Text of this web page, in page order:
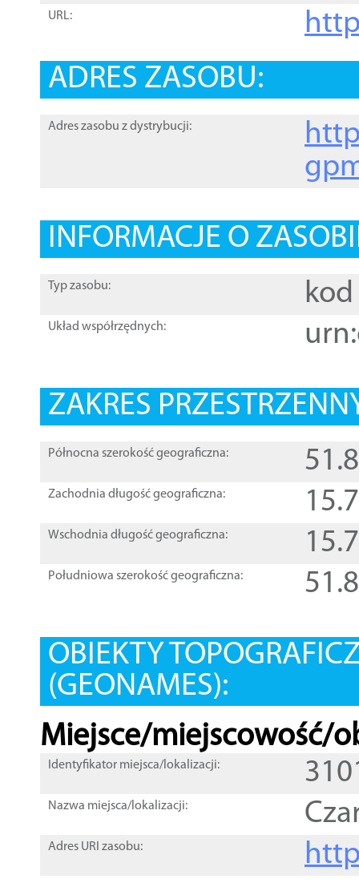
URL:
ADRES ZASOBU:
Adres zasobu z dystrybucji:
INFORMACJE O
Typ zasobu: kod
Układ współrzędnych:
ZAKRES
Północna szerokość geograficzna:
Zachodnia długość geograficzna:
Wschodnia długość geograficzna:
Południowa szerokość geograficzna:
OBIEKTY
(GEONAMES):
Miejsce/miejscowość/
Identyfikator miejsca/lokalizacji:
Nazwa miejsca/lokalizacji:
Adres URI zasobu: